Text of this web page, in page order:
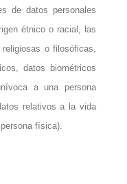
de datos personales
étnico o racial, las
o filosóficas,
datos biométricos
a una persona
relativos a la vida
física).